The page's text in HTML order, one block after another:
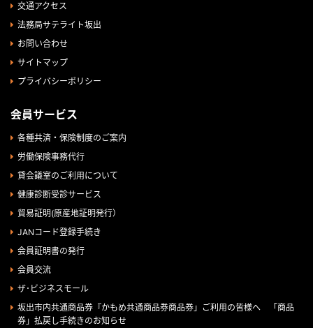
交通アクセス
法務局サテライト坂出
お問い合わせ
サイトマップ
プライバシーポリシー
会員サービス
各種共済・保険制度のご案内
労働保険事務代行
貸会議室のご利用について
健康診断受診サービス
貿易証明(原産地証明発行）
JANコード登録手続き
会員証明書の発行
会員交流
ザ･ビジネスモール
坂出市内共通商品券『かもめ共通商品券商品券」ご利用の皆様へ 「商品
券」払戻し手続きのお知らせ